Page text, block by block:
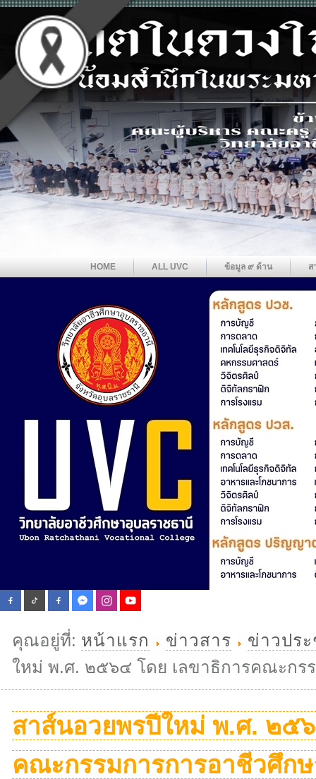
HOME ALL UVC ข้อมูล ๙ ด้าน ส
คุณอยู่ที่: หน้าแรก ข่าวสาร
ข่าวปร
ใหม่ พ.ศ. ๒๕๖๔ โดย เลขาธิการคณะกร
สาส์นอวยพรปีใหม่ พ.ศ. ๒๕
คณะกรรมการการอาชีวศึก